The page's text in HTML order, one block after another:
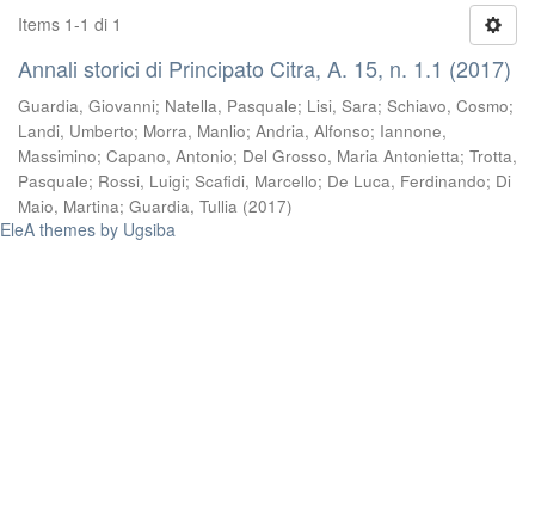
Items 1-1 di 1
Annali storici di Principato Citra, A. 15, n. 1.1 (2017)
Guardia, Giovanni; Natella, Pasquale; Lisi, Sara; Schiavo, Cosmo;
Landi, Umberto; Morra, Manlio; Andria, Alfonso; Iannone,
Massimino; Capano, Antonio; Del Grosso, Maria Antonietta; Trotta,
Pasquale; Rossi, Luigi; Scafidi, Marcello; De Luca, Ferdinando; Di
Maio, Martina; Guardia, Tullia (2017)
EleA themes by Ugsiba